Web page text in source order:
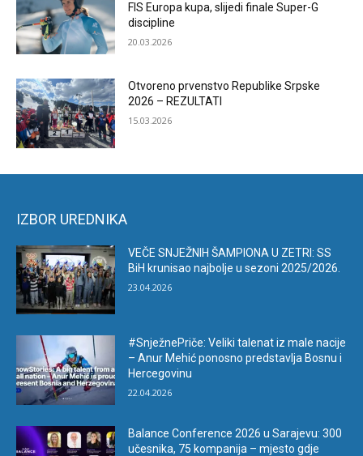
FIS Europa kupa, slijedi finale Super-G
discipline
20.03.2026
Otvoreno prvenstvo Republike Srpske
2026 – REZULTATI
15.03.2026
IZBOR UREDNIKA
VEČE SNJEŽNIH ŠAMPIONA U ZETRI: SS
BiH krunisao najbolje u sezoni 2025/2026.
23.04.2026
#SnježnePriče: Veliki talenat iz male nacije
– Anur Mehić ponosno predstavlja Bosnu i
Hercegovinu
22.04.2026
Balance Conference 2026 u Sarajevu: 300
učesnika, 75 kompanija – mjesto gdje